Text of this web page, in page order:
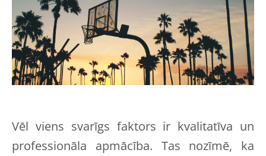
Vēl viens svarīgs faktors ir kvalitatīva un
professionāla apmācība. Tas nozīmē, ka